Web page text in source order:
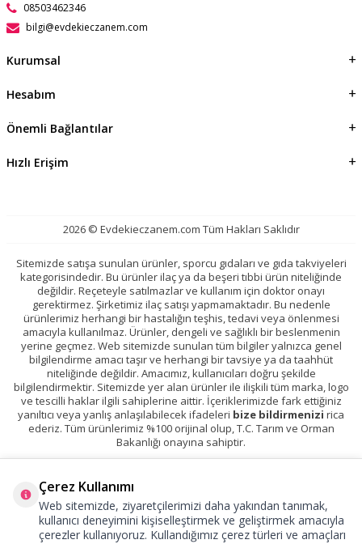
08503462346
bilgi@evdekieczanem.com
Kurumsal
Hesabım
Önemli Bağlantılar
Hızlı Erişim
2026 © Evdekieczanem.com Tüm Hakları Saklıdır
Sitemizde satışa sunulan ürünler, sporcu gıdaları ve gıda takviyeleri
kategorisindedir. Bu ürünler ilaç ya da beşeri tıbbi ürün niteliğinde
değildir. Reçeteyle satılmazlar ve kullanım için doktor onayı
gerektirmez. Şirketimiz ilaç satışı yapmamaktadır. Bu nedenle
ürünlerimiz herhangi bir hastalığın teşhis, tedavi veya önlenmesi
amacıyla kullanılmaz. Ürünler, dengeli ve sağlıklı bir beslenmenin
yerine geçmez. Web sitemizde sunulan tüm bilgiler yalnızca genel
bilgilendirme amacı taşır ve herhangi bir tavsiye ya da taahhüt
niteliğinde değildir. Amacımız, kullanıcıları doğru şekilde
bilgilendirmektir. Sitemizde yer alan ürünler ile ilişkili tüm marka, logo
ve tescilli haklar ilgili sahiplerine aittir. İçeriklerimizde fark ettiğiniz
yanıltıcı veya yanlış anlaşılabilecek ifadeleri bize bildirmenizi rica
ederiz. Tüm ürünlerimiz %100 orijinal olup, T.C. Tarım ve Orman
Bakanlığı onayına sahiptir.
Çerez Kullanımı
Web sitemizde, ziyaretçilerimizi daha yakından tanımak,
kullanıcı deneyimini kişiselleştirmek ve geliştirmek amacıyla
çerezler kullanıyoruz. Kullandığımız çerez türleri ve amaçları